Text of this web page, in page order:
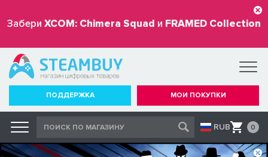
Забери XCOM: Chimera Squad и FRAMED Collection
бесплатно
ПОДДЕРЖКА МОИ ПОКУПКИ
RUB 0